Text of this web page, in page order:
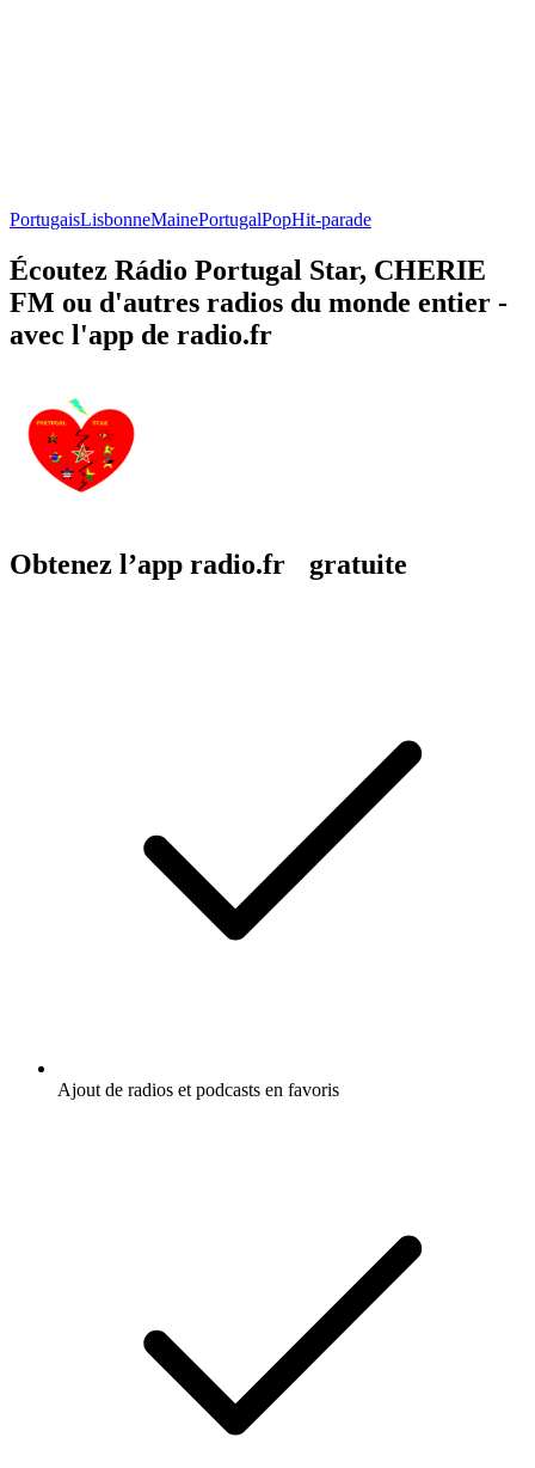
PortugaisLisbonneMainePortugalPopHit-parade
Écoutez Rádio Portugal Star, CHERIE
FM ou d'autres radios du monde entier -
avec l'app de radio.fr
Obtenez l’app radio.fr gratuite
Ajout de radios et podcasts en favoris